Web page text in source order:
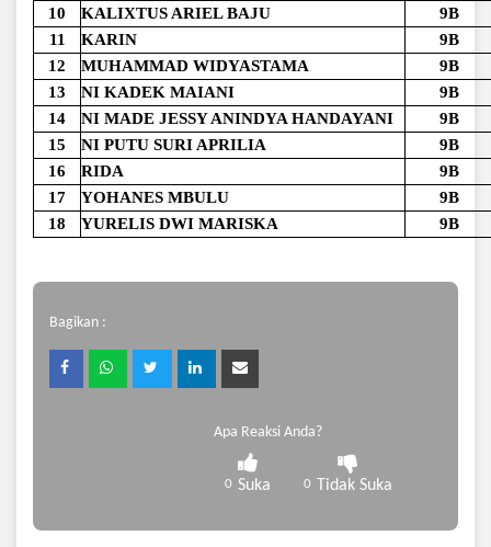
10
KALIXTUS ARIEL BAJU
9B
11
KARIN
9B
12
MUHAMMAD WIDYASTAMA
9B
13
NI KADEK MAIANI
9B
14
NI MADE JESSY ANINDYA HANDAYANI
9B
15
NI PUTU SURI APRILIA
9B
16
RIDA
9B
17
YOHANES MBULU
9B
18
YURELIS DWI MARISKA 9B
Bagikan :
Apa Reaksi Anda?
0 Suka 0 Tidak Suka